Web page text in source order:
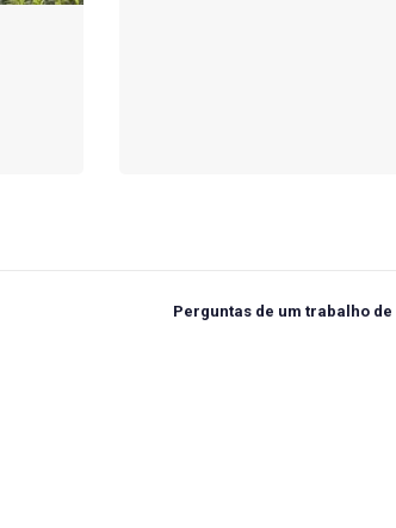
Next
Perguntas de um trabalho